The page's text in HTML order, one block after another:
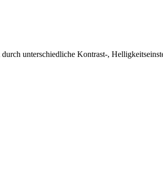
unterschiedliche Kontrast-,